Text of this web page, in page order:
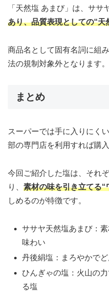
「天然塩 あまび」は、ササ
あり、品質表現としての“天
商品名として固有名詞に組
法の規制対象外となります。
まとめ
スーパーでは手に入りにく
部の専門店を利用すれば購
今回ご紹介した塩は、それ
り、 素材の味を引き立てる“
しめるのが特徴です。
ササヤ天然塩あまび：
味わい
丹後絹塩：まろやかで
ひんぎゃの塩：火山の
る塩